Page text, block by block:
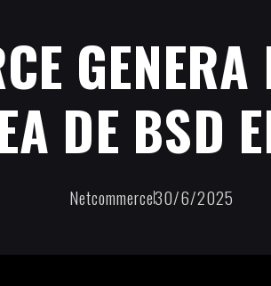
DE BSD
Netcommerce30/6/2025